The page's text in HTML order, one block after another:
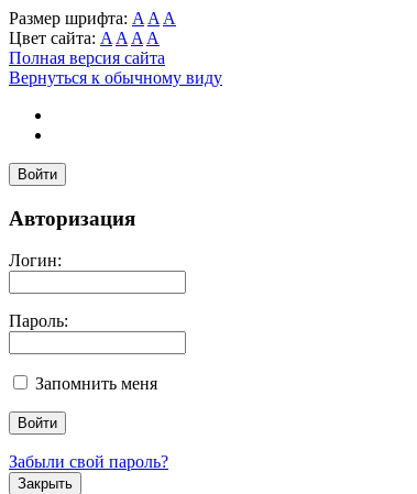
Размер шрифта: A A A
Цвет сайта: A A A A
Полная версия сайта
Вернуться к обычному виду
Войти
Авторизация
Логин:
Пароль:
Запомнить меня
Забыли свой пароль?
Закрыть